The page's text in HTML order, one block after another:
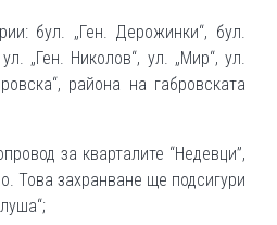
бул. „Ген. Дерожинки“, бул.
„Ген. Николов“, ул. „Мир“, ул.
района на габровската
за кварталите “Недевци”,
Това захранване ще подсигури